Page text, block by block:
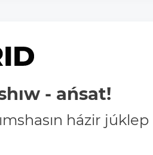
- ańsat!
házir júklep